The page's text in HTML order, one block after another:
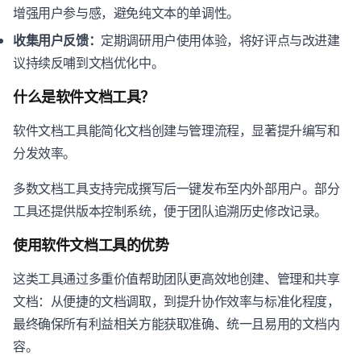
增强用户参与感，避免纯文本的单调性。
收集用户反馈： 定期调研用户使用体验，将好评点与改进建
议持续反哺到文档优化中。
什么是软件文档工具？
软件文档工具能简化文档创建与管理流程，显著提升编写和
分发效率。
多数文档工具支持完成撰写后一键发布至内外部用户。部分
工具还提供版本控制系统，便于团队追溯历史修改记录。
使用软件文档工具的优势
这类工具通过多重价值帮助团队更高效地创建、管理和共享
文档：从便捷的文档调取，到提升协作效率与标准化程度，
最终确保所有利益相关方能获取准确、统一且易用的文档内
容。